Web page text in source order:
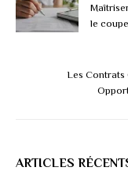
le
Les Contrats
ARTICLES